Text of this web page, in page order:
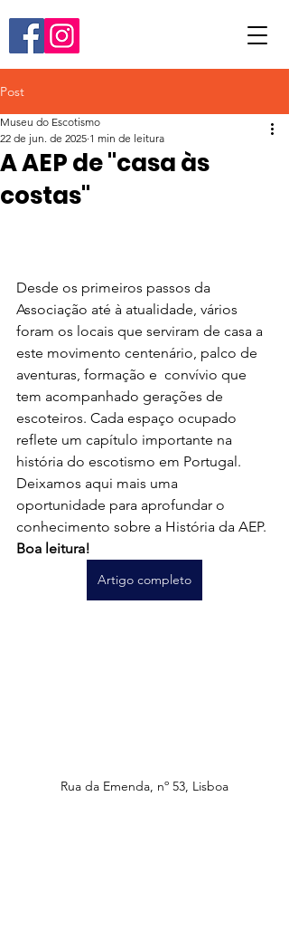
Post
A AEP de "casa às
costas"
Museu do Escotismo
22 de jun. de 2025 1 min de leitura
Desde os primeiros passos da
Associação até à atualidade, vários
foram os locais que serviram de casa a
este movimento centenário, palco de
aventuras, formação e  convívio que
tem acompanhado gerações de
escoteiros. Cada espaço ocupado
reflete um capítulo importante na
história do escotismo em Portugal.
Deixamos aqui mais uma
oportunidade para aprofundar o
conhecimento sobre a História da AEP.
Boa leitura!
Artigo completo
Rua da Emenda, nº 53, Lisboa